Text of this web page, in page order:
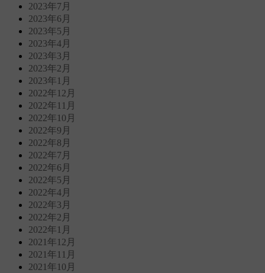
2023年7月
2023年6月
2023年5月
2023年4月
2023年3月
2023年2月
2023年1月
2022年12月
2022年11月
2022年10月
2022年9月
2022年8月
2022年7月
2022年6月
2022年5月
2022年4月
2022年3月
2022年2月
2022年1月
2021年12月
2021年11月
2021年10月